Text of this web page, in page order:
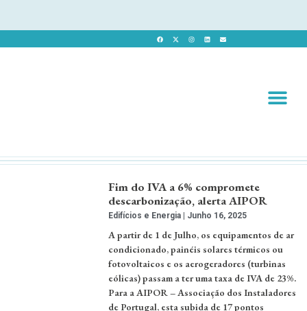
Fim do IVA a 6% compromete
descarbonização, alerta AIPOR
Edifícios e Energia Junho 16, 2025
A partir de 1 de Julho, os equipamentos de ar
condicionado, painéis solares térmicos ou
fotovoltaicos e os aerogeradores (turbinas
eólicas) passam a ter uma taxa de IVA de 23%.
Para a AIPOR – Associação dos Instaladores
de Portugal, esta subida de 17 pontos